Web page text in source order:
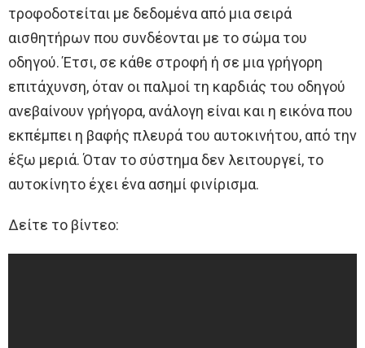
τροφοδοτείται με δεδομένα από μια σειρά
αισθητήρων που συνδέονται με το σώμα του
οδηγού. Έτσι, σε κάθε στροφή ή σε μια γρήγορη
επιτάχυνση, όταν οι παλμοί τη καρδιάς του οδηγού
ανεβαίνουν γρήγορα, ανάλογη είναι και η εικόνα που
εκπέμπει η βαφής πλευρά του αυτοκινήτου, από την
έξω μεριά. Όταν το σύστημα δεν λειτουργεί, το
αυτοκίνητο έχει ένα ασημί φινίρισμα.
Δείτε το βίντεο: